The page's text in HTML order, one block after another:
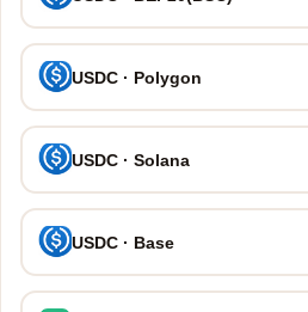
USDC · Polygon
USDC · Solana
USDC · Base